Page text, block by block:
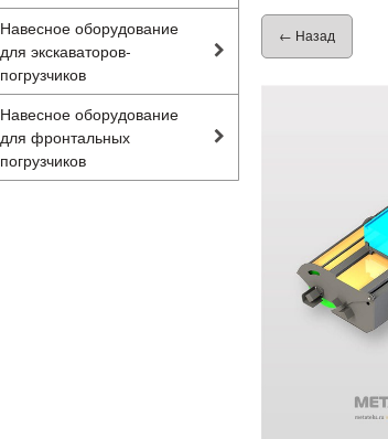
Навесное оборудование
для экскаваторов-
погрузчиков
Навесное оборудование
для фронтальных
погрузчиков
← Назад